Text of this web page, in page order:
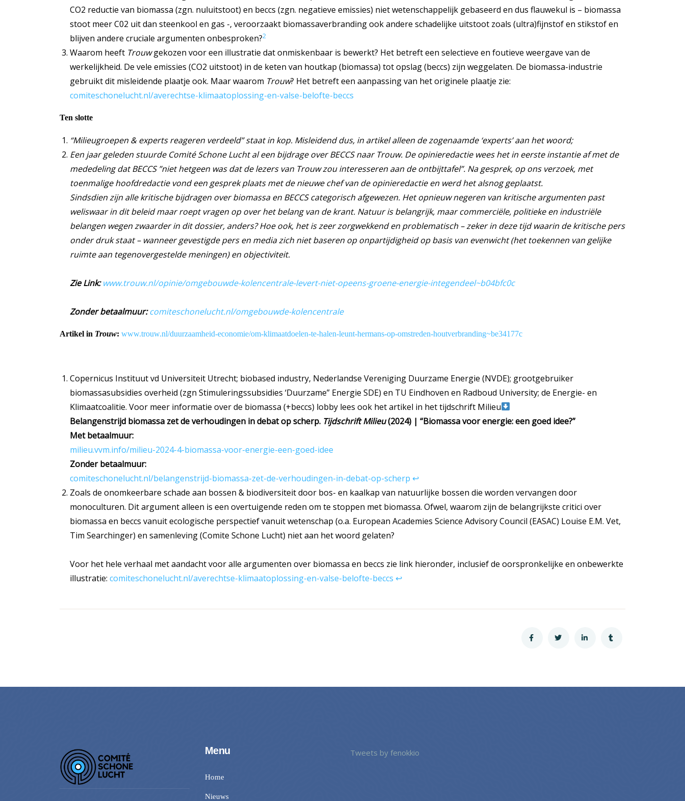
CO2 reductie van biomassa (zgn. nuluitstoot) en beccs (zgn. negatieve emissies) niet wetenschappelijk gebaseerd en dus flauwekul is – biomassa
stoot meer C02 uit dan steenkool en gas -, veroorzaakt biomassaverbranding ook andere schadelijke uitstoot zoals (ultra)fijnstof en stikstof en
blijven andere cruciale argumenten onbesproken?2
Waarom heeft Trouwgekozen voor een illustratie dat onmiskenbaar is bewerkt? Het betreft een selectieve en foutieve weergave van de
werkelijkheid. De vele emissies (CO2 uitstoot) in de keten van houtkap (biomassa) tot opslag (beccs) zijn weggelaten. De biomassa-industrie
gebruikt dit misleidende plaatje ook. Maar waarom Trouw? Het betreft een aanpassing van het originele plaatje zie:
comiteschonelucht.nl/averechtse-klimaatoplossing-en-valse-belofte-beccs
Ten slotte
“Milieugroepen & experts reageren verdeeld” staat in kop. Misleidend dus, in artikel alleen de zogenaamde ‘experts’ aan het woord;
Een jaar geleden stuurde Comité Schone Lucht al een bijdrage over BECCS naar Trouw. De opinieredactie wees het in eerste instantie af met de
mededeling dat BECCS ”niet hetgeen was dat de lezers van Trouw zou interesseren aan de ontbijttafel”. Na gesprek, op ons verzoek, met
toenmalige hoofdredactie vond een gesprek plaats met de nieuwe chef van de opinieredactie en werd het alsnog geplaatst.
Sindsdien zijn alle kritische bijdragen over biomassa en BECCS categorisch afgewezen. Het opnieuw negeren van kritische argumenten past
weliswaar in dit beleid maar roept vragen op over het belang van de krant. Natuur is belangrijk, maar commerciële, politieke en industriële
belangen wegen zwaarder in dit dossier, anders? Hoe ook, het is zeer zorgwekkend en problematisch – zeker in deze tijd waarin de kritische pers
onder druk staat – wanneer gevestigde pers en media zich niet baseren op onpartijdigheid op basis van evenwicht (het toekennen van gelijke
ruimte aan tegenovergestelde meningen) en objectiviteit.
Zie Link: www.trouw.nl/opinie/omgebouwde-kolencentrale-levert-niet-opeens-groene-energie-integendeel~b04bfc0c
Zonder betaalmuur: comiteschonelucht.nl/omgebouwde-kolencentrale
Artikel in Trouw: www.trouw.nl/duurzaamheid-economie/om-klimaatdoelen-te-halen-leunt-hermans-op-omstreden-houtverbranding~be34177c
Copernicus Instituut vd Universiteit Utrecht; biobased industry, Nederlandse Vereniging Duurzame Energie (NVDE); grootgebruiker
biomassasubsidies overheid (zgn Stimuleringssubsidies ‘Duurzame” Energie SDE) en TU Eindhoven en Radboud University; de Energie- en
Klimaatcoalitie. Voor meer informatie over de biomassa (+beccs) lobby lees ook het artikel in het tijdschrift Milieu
Belangenstrijd biomassa zet de verhoudingen in debat op scherp. Tijdschrift Milieu(2024) | “Biomassa voor energie: een goed idee?”
Met betaalmuur:
milieu.vvm.info/milieu-2024-4-biomassa-voor-energie-een-goed-idee
Zonder betaalmuur:
comiteschonelucht.nl/belangenstrijd-biomassa-zet-de-verhoudingen-in-debat-op-scherp ↩︎
Zoals de onomkeerbare schade aan bossen & biodiversiteit door bos- en kaalkap van natuurlijke bossen die worden vervangen door
monoculturen. Dit argument alleen is een overtuigende reden om te stoppen met biomassa. Ofwel, waarom zijn de belangrijkste critici over
biomassa en beccs vanuit ecologische perspectief vanuit wetenschap (o.a. European Academies Science Advisory Council (EASAC) Louise E.M. Vet,
Tim Searchinger) en samenleving (Comite Schone Lucht) niet aan het woord gelaten?
Voor het hele verhaal met aandacht voor alle argumenten over biomassa en beccs zie link hieronder, inclusief de oorspronkelijke en onbewerkte
illustratie: comiteschonelucht.nl/averechtse-klimaatoplossing-en-valse-belofte-beccs ↩︎
Menu
Home
Nieuws
Tweets by fenokkio